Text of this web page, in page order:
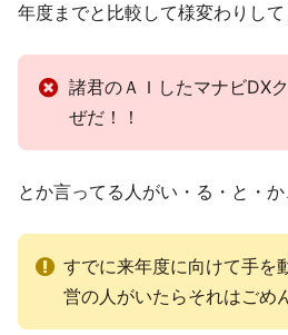
年度までと比較して様変わりして
諸君のＡＩしたマナビDX
ぜだ！！
とか言ってる人がい・る・と・か
すでに来年度に向けて手を
営の人がいたらそれはごめ